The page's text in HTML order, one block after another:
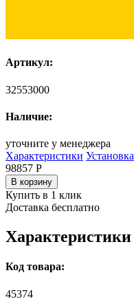
Артикул:
32553000
Наличие:
уточните у менеджера
Характеристики Установка
98857 Р
В корзину
Купить в 1 клик
Доставка бесплатно
Характеристики
Код товара:
45374